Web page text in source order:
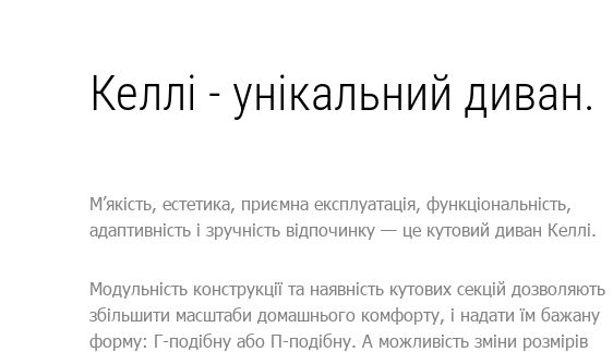
Келлі - унікальний диван.
М’якість, естетика, приємна експлуатація, функціональність,
адаптивність і зручність відпочинку — це кутовий диван Келлі.
Модульність конструкції та наявність кутових секцій дозволяють
збільшити масштаби домашнього комфорту, і надати їм бажану
форму: Г-подібну або П-подібну. А можливість зміни розмірів